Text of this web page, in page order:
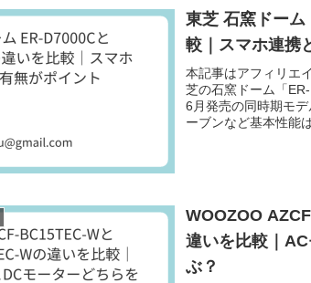
東芝 石窯ドー
較｜スマホ連携
本記事はアフィリエ
芝の石窯ドーム「
6月発売の同時期モ
ーブンなど基本性能
WOOZOO
違いを比較｜
ぶ？